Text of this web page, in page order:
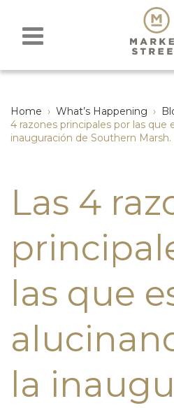
Home › What’s Happening ›
4 razones principales por las que
inauguración de Southern Marsh.
Las 4
las que
la